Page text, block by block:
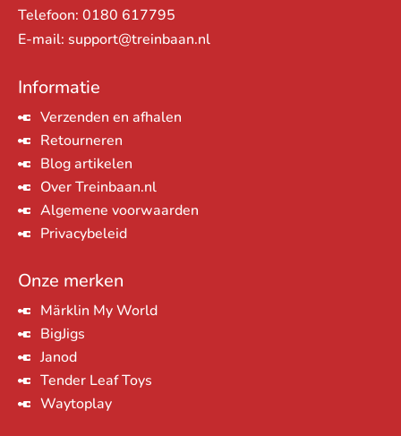
Telefoon: 0180 617795
E-mail: support@treinbaan.nl
Informatie
Verzenden en afhalen
Retourneren
Blog artikelen
Over Treinbaan.nl
Algemene voorwaarden
Privacybeleid
Onze merken
Märklin My World
BigJigs
Janod
Tender Leaf Toys
Waytoplay